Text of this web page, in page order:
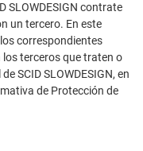
SLOWDESIGN contrate
un tercero. En este
correspondientes
terceros que traten o
SCID SLOWDESIGN, en
de Protección de